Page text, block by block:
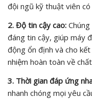
đội ngũ kỹ thuật viên
2. Độ tin cậy cao:
đáng tin cậy, giúp máy
động ổn định và cho
nhiệm hoàn toàn về
3. Thời gian đáp ứng
nhanh chóng mọi yêu